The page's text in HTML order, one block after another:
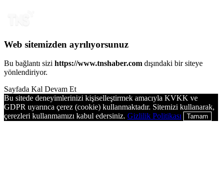
Web sitemizden ayrılıyorsunuz
Bu bağlantı sizi https://www.tnshaber.com dışındaki bir siteye
yönlendiriyor.
Sayfada Kal Devam Et
Bu sitede deneyimlerinizi kişiselleştirmek amacıyla KVKK ve
GDPR uyarınca çerez (cookie) kullanmaktadır. Sitemizi kullanarak,
çerezleri kullanmamızı kabul edersiniz. Gizlilik Politikası Tamam